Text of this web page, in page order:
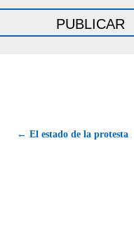
← El estado de la protesta